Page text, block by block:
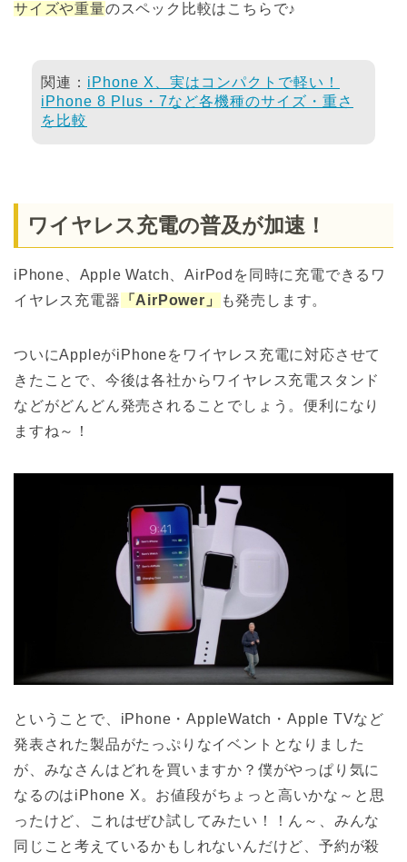
サイズや重量のスペック比較はこちらで♪
関連： iPhone X、実はコンパクトで軽い！
iPhone 8 Plus・7など各機種のサイズ・重さ
を比較
ワイヤレス充電の普及が加速！
iPhone、Apple Watch、AirPodを同時に充電できるワ
イヤレス充電器 「AirPower」 も発売します。
ついにAppleがiPhoneをワイヤレス充電に対応させて
きたことで、今後は各社からワイヤレス充電スタンド
などがどんどん発売されることでしょう。便利になり
ますね～！
ということで、iPhone・AppleWatch・Apple TVなど
発表された製品がたっぷりなイベントとなりました
が、みなさんはどれを買いますか？僕がやっぱり気に
なるのはiPhone X。お値段がちょっと高いかな～と思
ったけど、これはぜひ試してみたい！！ん～、みんな
同じこと考えているかもしれないんだけど、予約が殺